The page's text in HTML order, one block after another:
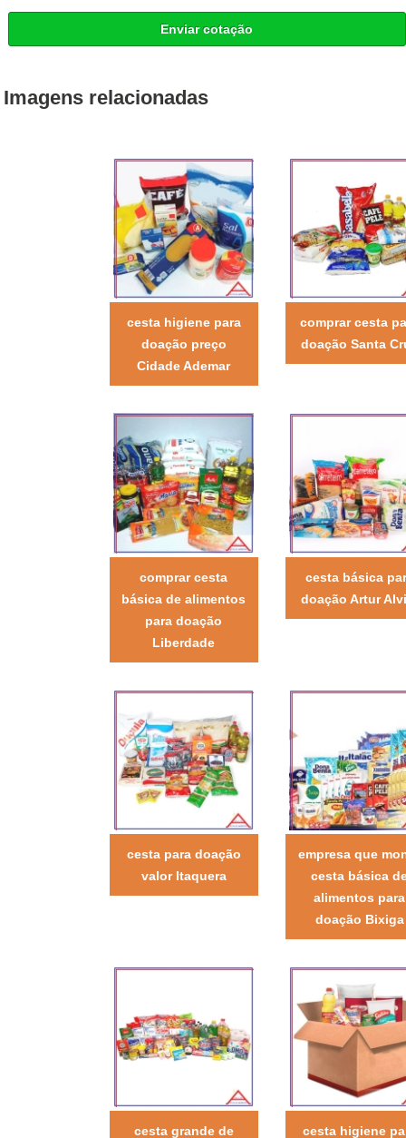
Enviar cotação
Imagens relacionadas
cesta higiene para
doação preço
Cidade Ademar
comprar cesta
doação Santa
comprar cesta
básica de alimentos
para doação
Liberdade
cesta básica
doação Artur
cesta para doação
valor Itaquera
empresa que
cesta básica
alimentos para
doação Bixiga
cesta grande de
cesta higiene